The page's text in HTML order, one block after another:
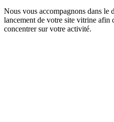
Nous vous accompagnons dans le
lancement de votre site vitrine afin
concentrer sur votre activité.